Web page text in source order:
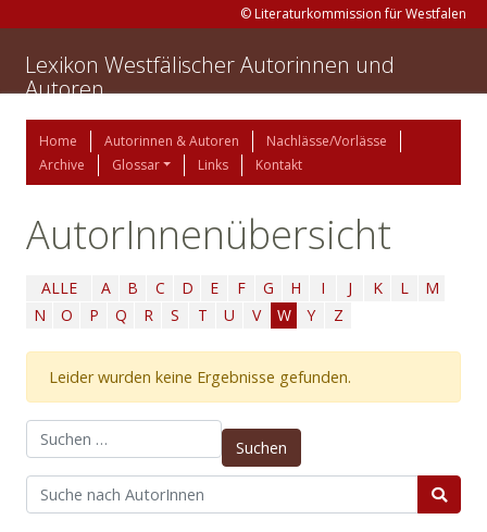
© Literaturkommission für Westfalen
Lexikon Westfälischer Autorinnen und
Autoren
Home Autorinnen & Autoren
Nachlässe/Vorlässe
Archive
Glossar Links Kontakt
AutorInnenübersicht
ALLE A B C D E F G H I J K L
M
N
O P Q R S T U V W Y Z
Leider wurden keine Ergebnisse gefunden.
Suchen nach: